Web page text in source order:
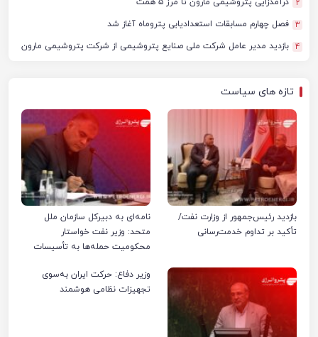
2
3 فصل چهارم مسابقات استعدادیابی پتروماه آغاز شد
4 بازدید مدیر عامل شرکت ملی صنایع پتروشیمی از شرکت پتروشیمی مارون
تازه های سیاست
بازدید رئیس‌جمهور از وزارت نفت/
تأکید بر تداوم خدمت‌رسانی
نامه‌ای به دبیرکل سازمان ملل
متحد: وزیر نفت خواستار
محکومیت حمله‌ها به تأسیسات
وزیر دفاع: حرکت ایران به‌سوی
تجهیزات نظامی هوشمند